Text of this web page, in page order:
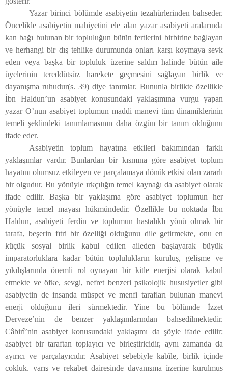
Yazar birinci bölümde asabiyetin tezahürlerinden bahseder.
Öncelikle asabiyetin mahiyetini ele alan yazar asabiyeti aralarında
kan bağı bulunan bir topluluğun bütün fertlerini birbirine bağlayan
ve herhangi bir dış tehlike durumunda onları karşı koymaya sevk
eden veya başka bir topluluk üzerine saldırı halinde bütün aile
üyelerinin tereddütsüz harekete geçmesini sağlayan birlik ve
dayanışma ruhudur(s. 39) diye tanımlar. Bununla birlikte özellikle
İbn Haldun’un asabiyet konusundaki yaklaşımına vurgu yapan
yazar O’nun asabiyet toplumun maddi manevi tüm dinamiklerinin
temeli şeklindeki tanımlamasının daha özgün bir tanım olduğunu
ifade eder.
Asabiyetin toplum hayatına etkileri bakımından farklı
yaklaşımlar vardır. Bunlardan bir kısmına göre asabiyet toplum
hayatını olumsuz etkileyen ve parçalamaya dönük etkisi olan zararlı
bir olgudur. Bu yönüyle ırkçılığın temel kaynağı da asabiyet olarak
ifade edilir. Başka bir yaklaşıma göre asabiyet toplumun her
yönüyle temel mayası hükmündedir. Özellikle bu noktada İbn
Haldun, asabiyeti ferdin ve toplumun hastalıklı yönü olmak bir
tarafa, beşerin fıtri bir özelliği olduğunu dile getirmekte, onu en
küçük sosyal birlik kabul edilen aileden başlayarak büyük
imparatorluklara kadar bütün toplulukların kuruluş, gelişme ve
yıkılışlarında önemli rol oynayan bir kitle enerjisi olarak kabul
etmekte ve öfke, sevgi, nefret benzeri psikolojik hususiyetler gibi
asabiyetin de insanda müspet ve menfi tarafları bulunan manevi
enerji olduğunu ileri sürmektedir. Yine bu bölümde İzzet
Derveze’nin de benzer yaklaşımlarından bahsedilmektedir.
Câbirî’nin asabiyet konusundaki yaklaşımı da şöyle ifade edilir:
asabiyet bir taraftan toplayıcı ve birleştiricidir, aynı zamanda da
ayırıcı ve parçalayıcıdır. Asabiyet sebebiyle kabîle, birlik içinde
çokluk, yarış ve rekabet dairesinde dayanışma üzerine kurulmuş